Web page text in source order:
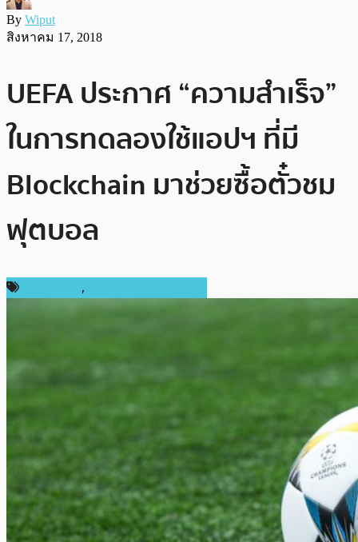
By Wiput
สิงหาคม 17, 2018
UEFA ประกาศ “ความสำเร็จ”
ในการทดลองใช้แอปฯ ที่มี
Blockchain มาช่วยซื้อตั๋วชม
ฟุตบอล
,